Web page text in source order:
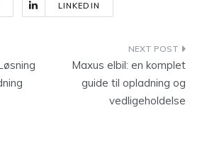
LINKEDIN
Maxus elbil: en komplet
guide til opladning og
vedligeholdelse